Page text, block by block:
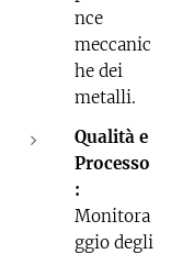
nce
meccanic
he dei
metalli.
Qualità e
Processo
:
Monitora
ggio degli